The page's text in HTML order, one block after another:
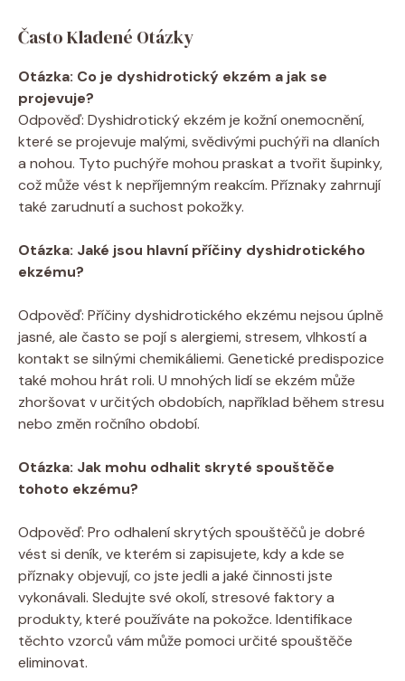
Často⁢ Kladené Otázky
Otázka: Co je dyshidrotický ekzém a⁤ jak⁣ se
projevuje?
Odpověď: Dyshidrotický ekzém je kožní onemocnění,
které⁣ se projevuje malými, svědivými ⁤puchýři na⁤ dlaních
a nohou. Tyto‌ puchýře mohou praskat a tvořit šupinky,
což​ může vést ⁣k nepříjemným reakcím. Příznaky zahrnují
také zarudnutí a suchost pokožky.
Otázka: Jaké ‌jsou ⁣hlavní příčiny dyshidrotického
ekzému?
Odpověď: Příčiny dyshidrotického ekzému nejsou úplně
jasné,⁤ ale často ⁣se pojí⁤ s alergiemi, ‌stresem, vlhkostí ​a
⁢kontakt se silnými chemikáliemi. Genetické ​predispozice
také mohou hrát roli. U mnohých ​lidí se ⁣ekzém může‌
zhoršovat ‌v ​určitých⁣ obdobích, například⁢ během stresu‌
nebo změn ročního ⁤období.
Otázka: Jak ⁣mohu⁢ odhalit⁢ skryté spouštěče
tohoto‍ ekzému?
Odpověď:⁢ Pro odhalení skrytých spouštěčů‍ je⁣ dobré
vést⁤ si deník, ⁢ve kterém‌ si zapisujete,‍ kdy a kde⁤ se
příznaky objevují, ‍co jste jedli a jaké činnosti ‍jste
vykonávali. Sledujte ⁢své okolí, stresové faktory‌ a​
produkty, ‌které‌ používáte ⁢na pokožce. Identifikace
těchto vzorců ‍vám⁢ může pomoci‌ určité spouštěče
eliminovat.